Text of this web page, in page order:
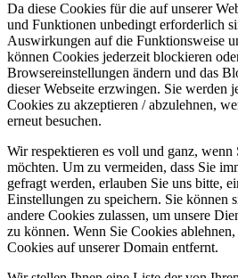
Da diese Cookies für die auf unserer
und Funktionen unbedingt erforderlich
Auswirkungen auf die Funktionsweise
können Cookies jederzeit blockieren
Browsereinstellungen ändern und das
dieser Webseite erzwingen. Sie werden
Cookies zu akzeptieren / abzulehnen,
erneut besuchen.
Wir respektieren es voll und ganz, wenn
möchten. Um zu vermeiden, dass Sie
gefragt werden, erlauben Sie uns bitte,
Einstellungen zu speichern. Sie können
andere Cookies zulassen, um unsere
zu können. Wenn Sie Cookies
Cookies auf unserer Domain entfernt.